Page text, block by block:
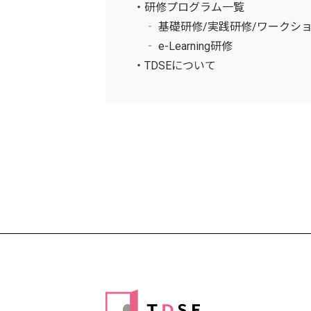
・研修プログラム一覧
‐ 基礎研修/実践研修/ワークシ
‐ e-Learning研修
・TDSEについて